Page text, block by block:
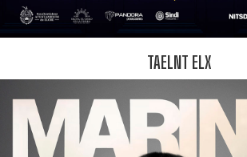
TAELNT ELX